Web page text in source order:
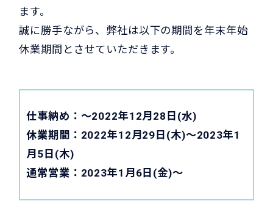
ます。
誠に勝手ながら、弊社は以下の期間を年末年始
休業期間とさせていただきます。
仕事納め：〜2022年12月28日(水)
休業期間：2022年12月29日(木)〜2023年1
月5日(木)
通常営業：2023年1月6日(金)〜